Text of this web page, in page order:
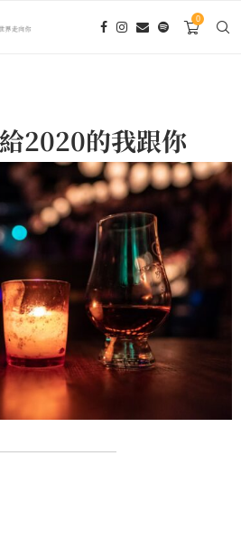
0
2020的我跟你